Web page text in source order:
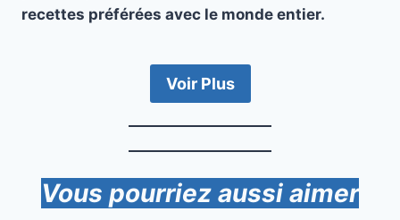
recettes préférées avec le monde entier.
Voir Plus
Vous pourriez aussi aimer